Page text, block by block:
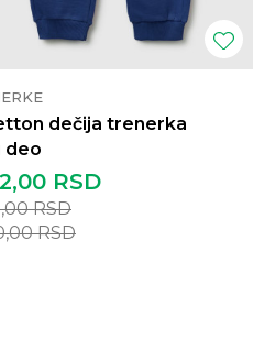
dečija trenerka
deo
RSD
RSD
RSD